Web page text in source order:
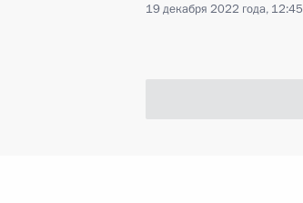
19 декабря 2022 года, 12:45